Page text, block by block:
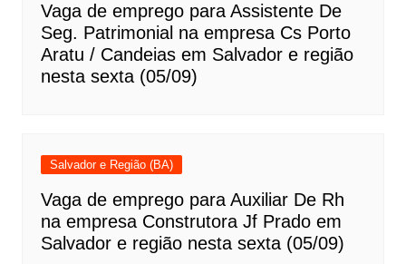
Vaga de emprego para Assistente De
Seg. Patrimonial na empresa Cs Porto
Aratu / Candeias em Salvador e região
nesta sexta (05/09)
Salvador e Região (BA)
Vaga de emprego para Auxiliar De Rh
na empresa Construtora Jf Prado em
Salvador e região nesta sexta (05/09)